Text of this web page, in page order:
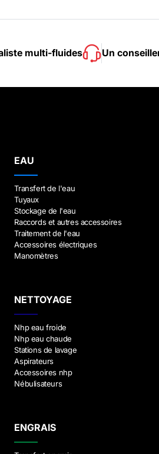
multi-fluides Un
EAU
Transfert de l'eau
Tuyaux
Stockage de l'eau
Raccords et autres accessoires
Traitement de l'eau
Accessoires électriques
Manomètres
NETTOYAGE
Nhp eau froide
Nhp eau chaude
Stations de lavage
Aspirateurs
Accessoires nhp
Nébulisateurs
ENGRAIS